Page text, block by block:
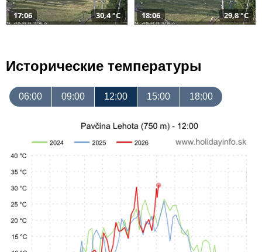
17:06 30,4 °C 18:06 29,8 °C
Исторические температуры
06:00 09:00 12:00 15:00 18:00